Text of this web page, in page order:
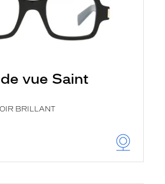
vue Saint
BRILLANT